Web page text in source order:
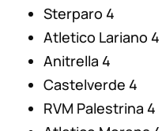
Sterparo 4
Atletico Lariano 4
Anitrella 4
Castelverde 4
RVM Palestrina 4